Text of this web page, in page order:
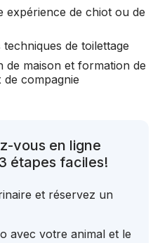
expérience de chiot ou de
de toilettage
de maison et formation de
compagnie
vous en ligne
étapes faciles!
et réservez un
avec votre animal et le